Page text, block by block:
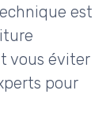
est
vous éviter
pour